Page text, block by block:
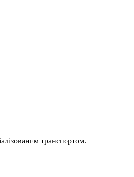
транспортом.